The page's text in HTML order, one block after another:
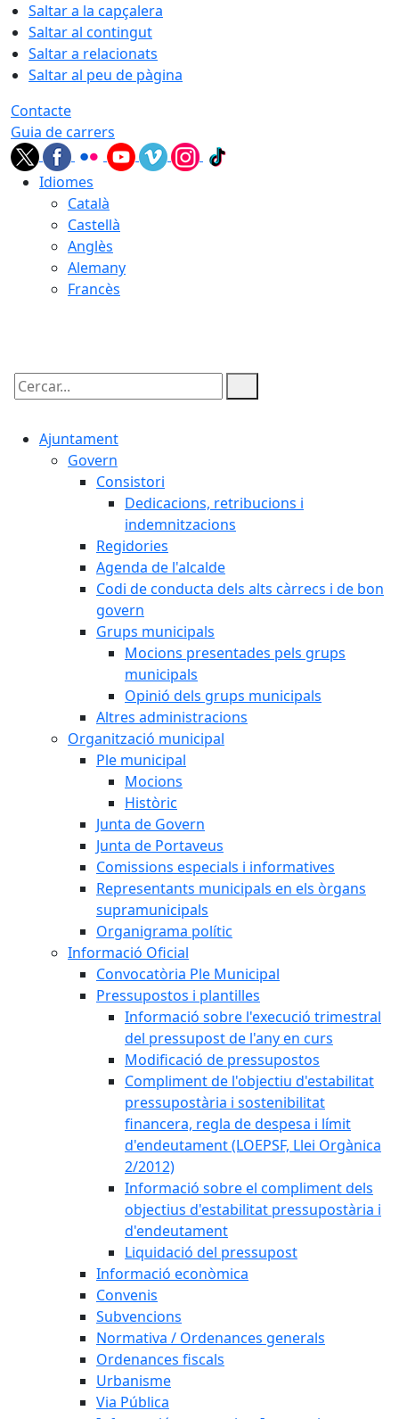
Saltar a la capçalera
Saltar al contingut
Saltar a relacionats
Saltar al peu de pàgina
Contacte
Guia de carrers
Idiomes
Català
Castellà
Anglès
Alemany
Francès
Cercar:
Ajuntament
Govern
Consistori
Dedicacions, retribucions i
indemnitzacions
Regidories
Agenda de l'alcalde
Codi de conducta dels alts càrrecs i de bon
govern
Grups municipals
Mocions presentades pels grups
municipals
Opinió dels grups municipals
Altres administracions
Organització municipal
Ple municipal
Mocions
Històric
Junta de Govern
Junta de Portaveus
Comissions especials i informatives
Representants municipals en els òrgans
supramunicipals
Organigrama polític
Informació Oficial
Convocatòria Ple Municipal
Pressupostos i plantilles
Informació sobre l'execució trimestral
del pressupost de l'any en curs
Modificació de pressupostos
Compliment de l'objectiu d'estabilitat
pressupostària i sostenibilitat
financera, regla de despesa i límit
d'endeutament (LOEPSF, Llei Orgànica
2/2012)
Informació sobre el compliment dels
objectius d'estabilitat pressupostària i
d'endeutament
Liquidació del pressupost
Informació econòmica
Convenis
Subvencions
Normativa / Ordenances generals
Ordenances fiscals
Urbanisme
Via Pública